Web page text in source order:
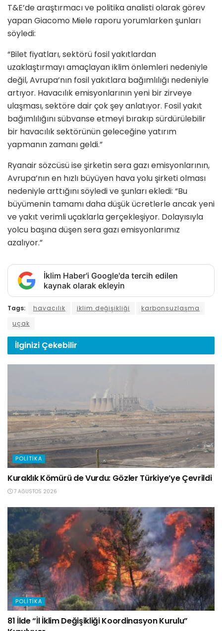
T&E’de araştırmacı ve politika analisti olarak görev
yapan Giacomo Miele raporu yorumlarken şunları
söyledi:
“Bilet fiyatları, sektörü fosil yakıtlardan
uzaklaştırmayı amaçlayan iklim önlemleri nedeniyle
değil, Avrupa’nın fosil yakıtlara bağımlılığı nedeniyle
artıyor. Havacılık emisyonlarının yeni bir zirveye
ulaşması, sektöre dair çok şey anlatıyor. Fosil yakıt
bağımlılığını sübvanse etmeyi bırakıp sürdürülebilir
bir havacılık sektörünün geleceğine yatırım
yapmanın zamanı geldi.”
Ryanair sözcüsü ise şirketin sera gazı emisyonlarının,
Avrupa’nın en hızlı büyüyen hava yolu şirketi olması
nedeniyle arttığını söyledi ve şunları ekledi: “Bu
büyümenin tamamı daha düşük ücretlerle ancak yeni
ve yakıt verimli uçaklarla gerçekleşiyor. Dolayısıyla
yolcu başına düşen sera gazı emisyonlarımız
azalıyor.”
İklim Haber'i Google'da tercih edilen
kaynak olarak ekleyin
Tags: havacılık iklim değişikliği
karbonsuzlaşma
uçak
İlginizi Çekebilir
POLITIKA
Kuraklık Kömürü de Vurdu: Gözler Türkiye’ye Çevrildi
7 AĞUSTOS 2026
POLITIKA
81 İlde “İl İklim Değişikliği Koordinasyon Kurulu”